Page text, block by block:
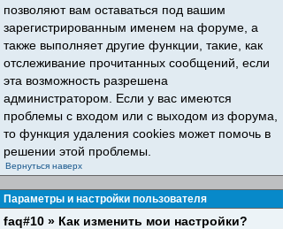
позволяют вам оставаться под вашим
зарегистрированным именем на форуме, а
также выполняет другие функции, такие, как
отслеживание прочитанных сообщений, если
эта возможность разрешена
администратором. Если у вас имеются
проблемы с входом или с выходом из форума,
то функция удаления cookies может помочь в
решении этой проблемы.
Вернуться наверх
Параметры и настройки пользователя
faq#10 » Как изменить мои настройки?